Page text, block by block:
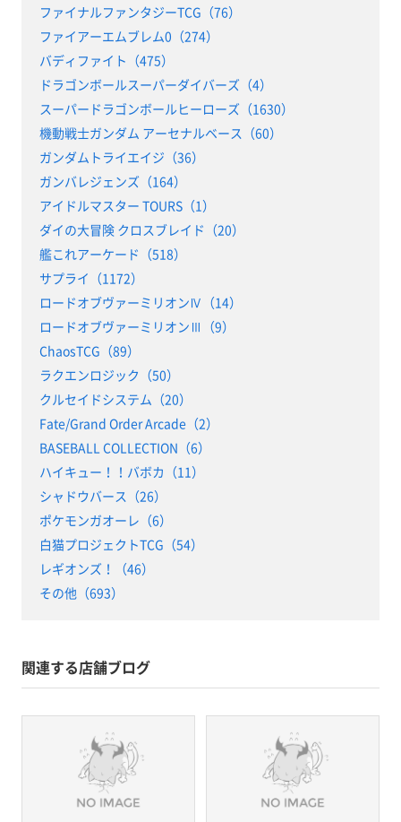
ファイナルファンタジーTCG（76）
ファイアーエムブレム0（274）
バディファイト（475）
ドラゴンボールスーパーダイバーズ（4）
スーパードラゴンボールヒーローズ（1630）
機動戦士ガンダム アーセナルベース（60）
ガンダムトライエイジ（36）
ガンバレジェンズ（164）
アイドルマスター TOURS（1）
ダイの大冒険 クロスブレイド（20）
艦これアーケード（518）
サプライ（1172）
ロードオブヴァーミリオンⅣ（14）
ロードオブヴァーミリオンⅢ（9）
ChaosTCG（89）
ラクエンロジック（50）
クルセイドシステム（20）
Fate/Grand Order Arcade（2）
BASEBALL COLLECTION（6）
ハイキュー！！バボカ（11）
シャドウバース（26）
ポケモンガオーレ（6）
白猫プロジェクトTCG（54）
レギオンズ！（46）
その他（693）
関連する店舗ブログ